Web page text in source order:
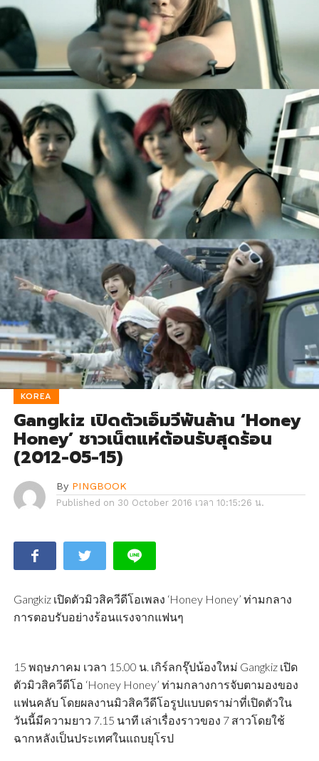
KOREA
Gangkiz เปิดตัวเอ็มวีพันล้าน ‘Honey
Honey’ ชาวเน็ตแห่ต้อนรับสุดร้อน
(2012-05-15)
By PINGBOOK
Published on 30 October 2016 เวลา 10:15:26 น.
Gangkiz เปิดตัวมิวสิควีดีโอเพลง ‘Honey Honey’ ท่ามกลาง
การตอบรับอย่างร้อนแรงจากแฟนๆ
15 พฤษภาคม เวลา 15.00 น. เกิร์ลกรุ๊ปน้องใหม่ Gangkiz เปิด
ตัวมิวสิควีดีโอ ‘Honey Honey’ ท่ามกลางการจับตามองของ
แฟนคลับ โดยผลงานมิวสิควีดีโอรูปแบบดราม่าที่เปิดตัวใน
วันนี้มีความยาว 7.15 นาที เล่าเรื่องราวของ 7 สาวโดยใช้
ฉากหลังเป็นประเทศในแถบยุโรป